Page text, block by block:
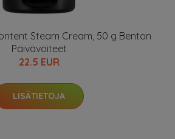
Steam Cream, 50 g Benton
Päivävoiteet
22.5 EUR
LISÄTIETOJA